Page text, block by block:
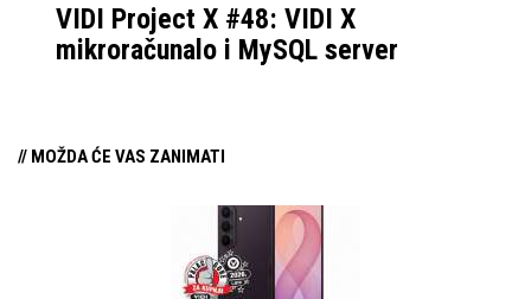
VIDI Project X #48: VIDI X
mikroračunalo i MySQL server
// MOŽDA ĆE VAS ZANIMATI